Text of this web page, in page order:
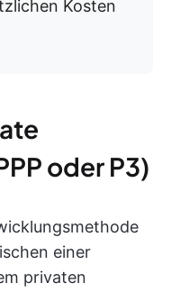
Kosten
oder P3)
einer
privaten